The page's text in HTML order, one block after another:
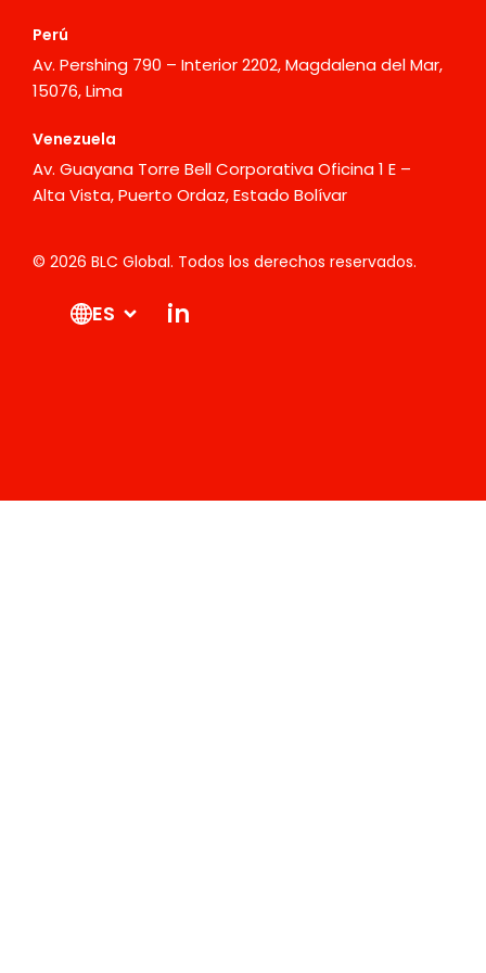
Perú
Av. Pershing 790 – Interior 2202, Magdalena del Mar,
15076, Lima
Venezuela
Av. Guayana Torre Bell Corporativa Oficina 1 E –
Alta Vista, Puerto Ordaz, Estado Bolívar
© 2026 BLC Global. Todos los derechos reservados.
ES in